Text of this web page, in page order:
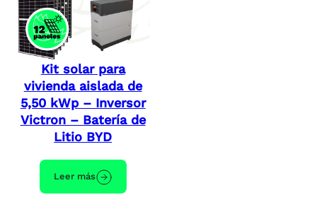
Kit solar para
vivienda aislada de
5,50 kWp – Inversor
Victron – Batería de
Litio BYD
Leer más